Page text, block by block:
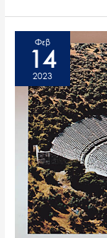
Φεβ
14
2023